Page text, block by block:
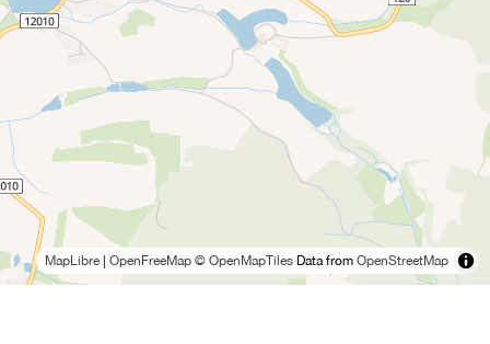
MapLibre OpenFreeMap © OpenMapTiles Data from OpenStreetMap